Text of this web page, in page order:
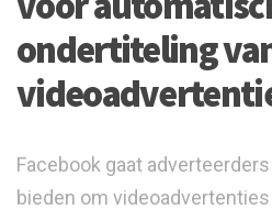
ondertiteling
Facebook gaat
bieden om